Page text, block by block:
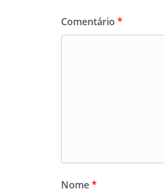
Comentário *
Nome*